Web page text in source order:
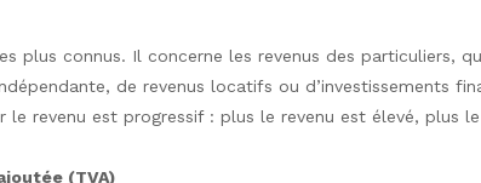
plus connus. Il concerne les revenus des particuliers,
de revenus locatifs ou d’investissements
le revenu est progressif : plus le revenu est élevé, plus
(TVA)